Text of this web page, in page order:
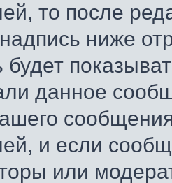
то после
ниже
данное
и если
или